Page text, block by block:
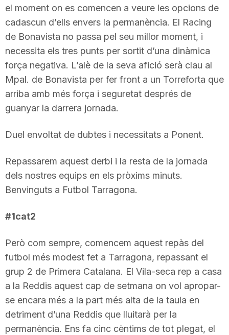
e
a
r
a
o
n
a
el moment on es comencen a veure les opcions de
cadascun d’ells envers la permanència. El Racing
de Bonavista no passa pel seu millor moment, i
necessita els tres punts per sortit d’una dinàmica
força negativa. L’alè de la seva afició serà clau al
Mpal. de Bonavista per fer front a un Torreforta que
arriba amb més força i seguretat després de
guanyar la darrera jornada.
Duel envoltat de dubtes i necessitats a Ponent.
Repassarem aquest derbi i la resta de la jornada
dels nostres equips en els pròxims minuts.
Benvinguts a Futbol Tarragona.
#1cat2
Però com sempre, comencem aquest repàs del
futbol més modest fet a Tarragona, repassant el
grup 2 de Primera Catalana. El Vila-seca rep a casa
a la Reddis aquest cap de setmana on vol apropar-
se encara més a la part més alta de la taula en
detriment d’una Reddis que lluitarà per la
permanència. Ens fa cinc cèntims de tot plegat, el